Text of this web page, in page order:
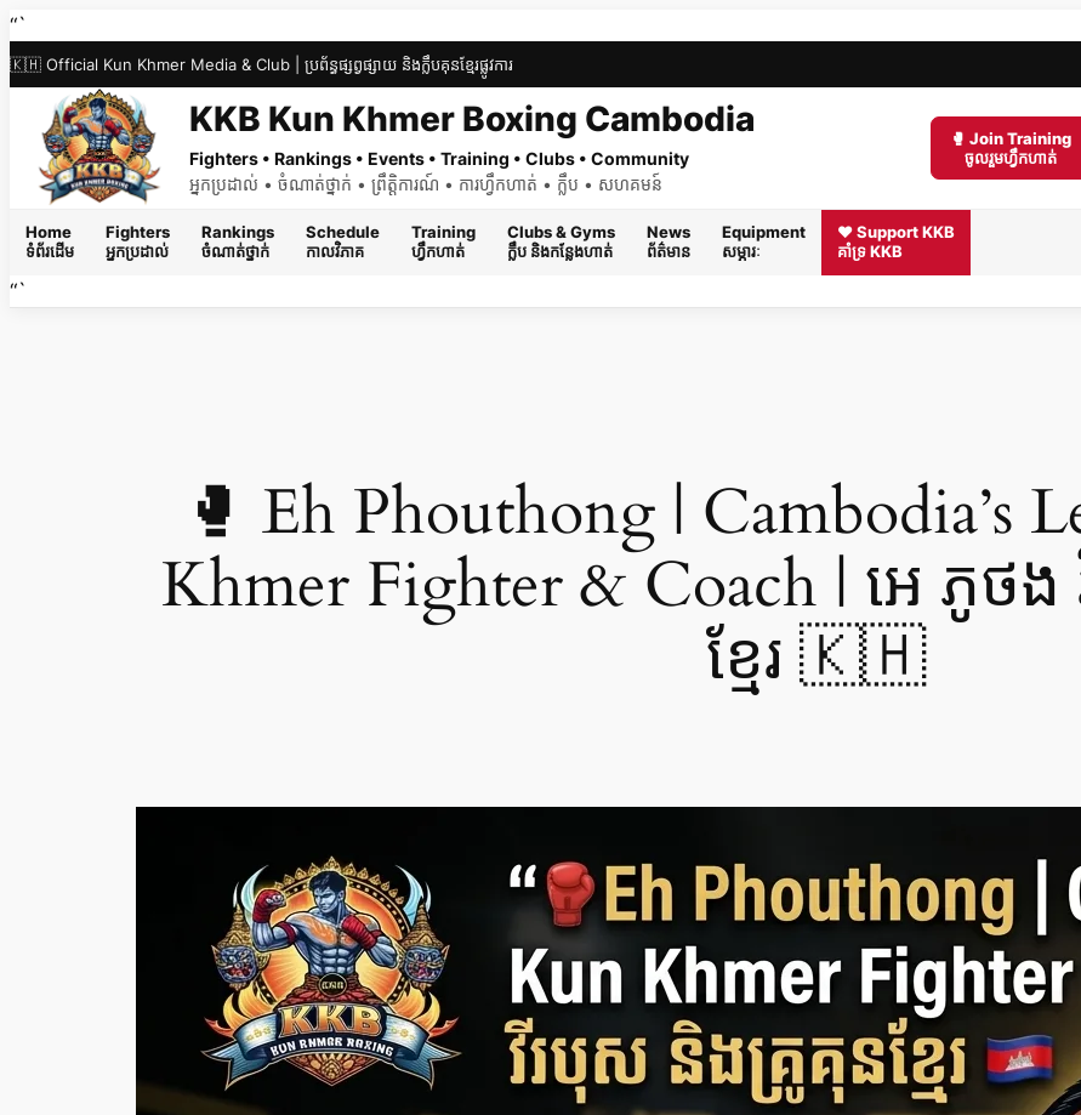
Skip
to
content
“`
🇰🇭 Official Kun Khmer Media & Club | ប្រព័ន្ធផ្សព្វផ្សាយ និងក្លឹបគុនខ្មែរផ្លូវការ
KKB Kun Khmer Boxing Cambodia
Fighters • Rankings • Events • Training • Clubs • Community
អ្នកប្រដាល់ • ចំណាត់ថ្នាក់ • ព្រឹត្តិការណ៍ • ការហ្វឹកហាត់ • ក្លឹប • សហគមន៍
🥊 Join Training
ចូលរួមហ្វឹកហាត់
Home
ទំព័រដើម
Fighters
អ្នកប្រដាល់
Rankings
ចំណាត់ថ្នាក់
Schedule
កាលវិភាគ
Training
ហ្វឹកហាត់
Clubs & Gyms
ក្លឹប និងកន្លែងហាត់
News
ព័ត៌មាន
Equipment
សម្ភារៈ
❤️ Support KKB
គាំទ្រ KKB
“`
🥊 Eh Phouthong | Cambodia’s
Khmer Fighter & Coach | អេ ភូថង
ខ្មែរ 🇰🇭